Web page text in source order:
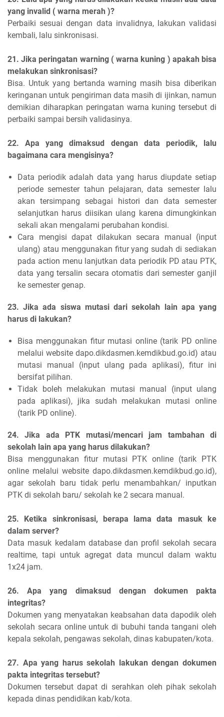
yang invalid ( warna merah )?
Perbaiki sesuai dengan data invalidnya, lakukan validasi
kembali, lalu sinkronisasi.
21. Jika peringatan warning ( warna kuning ) apakah bisa
melakukan sinkronisasi?
Bisa. Untuk yang bertanda warning masih bisa diberikan
keringanan untuk pengiriman data masih di ijinkan, namun
demikian diharapkan peringatan warna kuning tersebut di
perbaiki sampai bersih validasinya.
22. Apa yang dimaksud dengan data periodik, lalu
bagaimana cara mengisinya?
Data periodik adalah data yang harus diupdate setiap
periode semester tahun pelajaran, data semester lalu
akan tersimpang sebagai histori dan data semester
selanjutkan harus diisikan ulang karena dimungkinkan
sekali akan mengalami perubahan kondisi.
Cara mengisi dapat dilakukan secara manual (input
ulang) atau menggunakan fitur yang sudah di sediakan
pada action menu lanjutkan data periodik PD atau PTK,
data yang tersalin secara otomatis dari semester ganjil
ke semester genap.
23. Jika ada siswa mutasi dari sekolah lain apa yang
harus di lakukan?
Bisa menggunakan fitur mutasi online (tarik PD online
melalui website dapo.dikdasmen.kemdikbud.go.id) atau
mutasi manual (input ulang pada aplikasi), fitur ini
bersifat pilihan.
Tidak boleh melakukan mutasi manual (input ulang
pada aplikasi), jika sudah melakukan mutasi online
(tarik PD online).
24. Jika ada PTK mutasi/mencari jam tambahan di
sekolah lain apa yang harus dilakukan?
Bisa menggunakan fitur mutasi PTK online (tarik PTK
online melalui website dapo.dikdasmen.kemdikbud.go.id),
agar sekolah baru tidak perlu menambahkan/ inputkan
PTK di sekolah baru/ sekolah ke 2 secara manual.
25. Ketika sinkronisasi, berapa lama data masuk ke
dalam server?
Data masuk kedalam database dan profil sekolah secara
realtime, tapi untuk agregat data muncul dalam waktu
1x24 jam.
26. Apa yang dimaksud dengan dokumen pakta
integritas?
Dokumen yang menyatakan keabsahan data dapodik oleh
sekolah secara online untuk di bubuhi tanda tangani oleh
kepala sekolah, pengawas sekolah, dinas kabupaten/kota.
27. Apa yang harus sekolah lakukan dengan dokumen
pakta integritas tersebut?
Dokumen tersebut dapat di serahkan oleh pihak sekolah
kepada dinas pendidikan kab/kota.